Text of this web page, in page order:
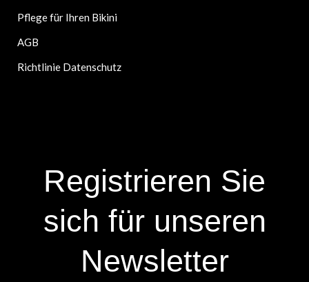
Pflege für Ihren Bikini
AGB
Richtlinie Datenschutz
Registrieren Sie
sich für unseren
Newsletter